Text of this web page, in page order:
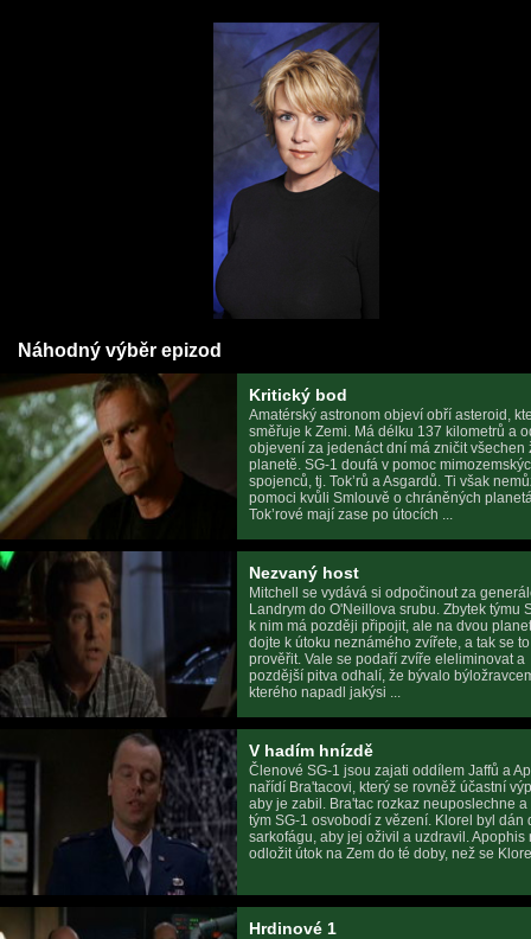
Náhodný výběr epizod
Kritický bod
Amatérský astronom objeví obří asteroid,
směřuje k Zemi. Má délku 137 kilometrů a
objevení za jedenáct dní má zničit všechen
planetě. SG-1 doufá v pomoc
spojenců, tj. Tok’rů a Asgardů. Ti však
pomoci kvůli Smlouvě o chráněných
Tok’rové mají zase po útocích ...
Nezvaný host
Mitchell se vydává si odpočinout za
Landrym do O'Neillova srubu. Zbytek týmu
k nim má později připojit, ale na dvou
dojte k útoku neznámého zvířete, a tak se
prověřit. Vale se podaří zvíře eleliminovat a
pozdější pitva odhalí, že bývalo
kterého napadl jakýsi ...
V hadím hnízdě
Členové SG-1 jsou zajati oddílem Jaffů a
nařídí Bra'tacovi, který se rovněž účastní
aby je zabil. Bra'tac rozkaz neuposlechne
tým SG-1 osvobodí z vězení. Klorel byl dán
sarkofágu, aby jej oživil a uzdravil. Apophis
odložit útok na Zem do té doby, než se
Hrdinové 1